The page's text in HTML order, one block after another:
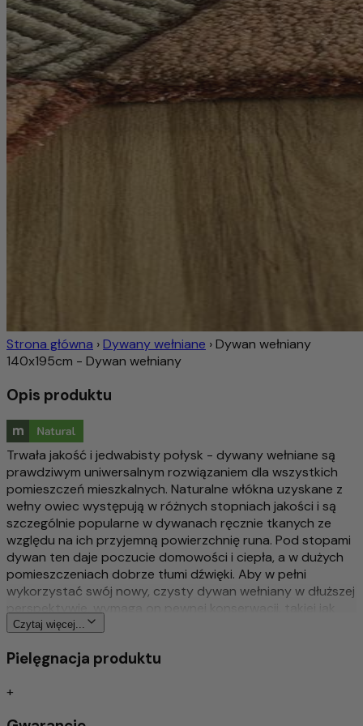
Strona główna ›Dywany wełniane ›Dywan wełniany
140x195cm - Dywan wełniany
Opis produktu
Trwała jakość i jedwabisty połysk - dywany wełniane są
prawdziwym uniwersalnym rozwiązaniem dla wszystkich
pomieszczeń mieszkalnych. Naturalne włókna uzyskane z
wełny owiec występują w różnych stopniach jakości i są
szczególnie popularne w dywanach ręcznie tkanych ze
względu na ich przyjemną powierzchnię runa. Pod stopami
dywan ten daje poczucie domowości i ciepła, a w dużych
pomieszczeniach dobrze tłumi dźwięki. Aby w pełni
wykorzystać swój nowy, czysty dywan wełniany w dłuższej
perspektywie, wymaga on pewnej konserwacji, takiej jak
odkurzanie dywanu raz w tygodniu, aby zapobiec
produktem naturalnym i mogą występować niewielkie
wełniane Morgenland oferują szeroką gamę pięknych
Czytaj więcej...
Pielęgnacja produktu
+